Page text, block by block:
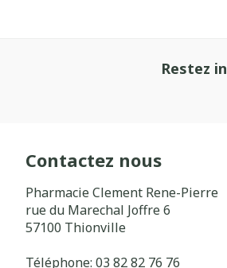
Restez
Contactez nous
Pharmacie Clement Rene-Pierre
rue du Marechal Joffre 6
57100 Thionville
Téléphone: 03 82 82 76 76